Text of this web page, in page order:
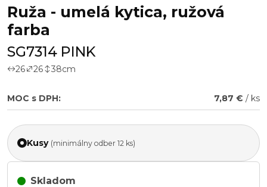
Ruža - umelá kytica, ružová
farba
SG7314 PINK
26 26 38cm
MOC s DPH: 7,87 € / ks
Kusy (minimálny odber 12 ks)
Skladom